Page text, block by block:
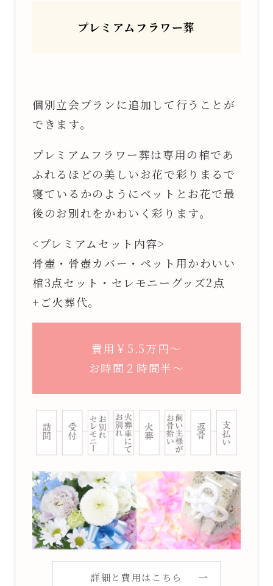
プレミアムフラワー葬
個別立会プランに追加して行うことが
できます。
プレミアムフラワー葬は専用の棺であ
ふれるほどの美しいお花で彩りまるで
寝ているかのようにベットとお花で最
後のお別れをかわいく彩ります。
<プレミアムセット内容>
骨壷・骨壺カバー・ペット用かわいい
棺3点セット・セレモニーグッズ2点
+ご火葬代。
費用￥5.5万円〜
お時間２時間半〜
詳細と費用はこちら